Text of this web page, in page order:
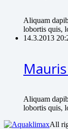
Aliquam
lobortis quis,
14.3.2013
Aliquam
lobortis quis,
All